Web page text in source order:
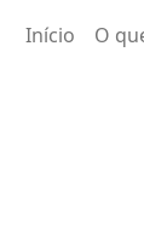
Início O